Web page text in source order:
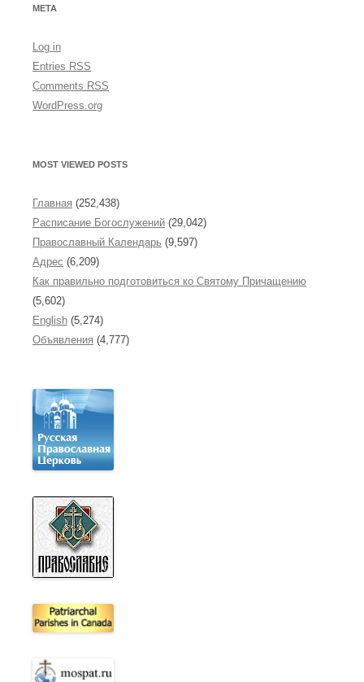
e
META
Log in
Entries RSS
Comments RSS
WordPress.org
MOST VIEWED POSTS
Главная (252,438)
Расписание Богослужений (29,042)
Православный Календарь (9,597)
Адрес (6,209)
Как правильно подготовиться ко Святому Причащению
(5,602)
English (5,274)
Объявления (4,777)